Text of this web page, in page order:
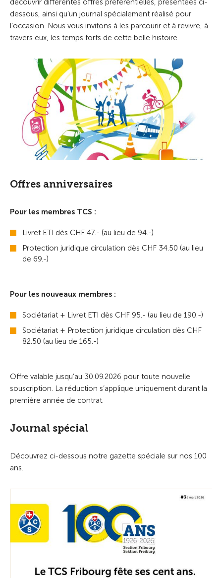
découvrir différentes offres préférentielles, présentées ci-
dessous, ainsi qu’un journal spécialement réalisé pour
l’occasion. Nous vous invitons à les parcourir et à revivre, à
travers eux, les temps forts de cette belle histoire.
Offres anniversaires
Pour les membres TCS :
Livret ETI dès CHF 47.- (au lieu de 94.-)
Protection juridique circulation dès CHF 34.50 (au lieu
de 69.-)
Pour les nouveaux membres :
Sociétariat + Livret ETI dès CHF 95.- (au lieu de 190.-)
Sociétariat + Protection juridique circulation dès CHF
82.50 (au lieu de 165.-)
Offre valable jusqu’au 30.09.2026 pour toute nouvelle
souscription. La réduction s’applique uniquement durant la
première année de contrat.
Journal spécial
Découvrez ci-dessous notre gazette spéciale sur nos 100
ans.